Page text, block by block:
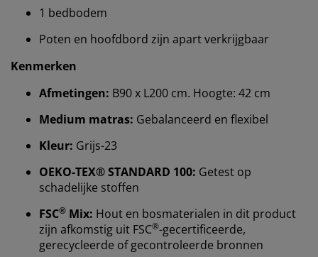
1 bedbodem
Poten en hoofdbord zijn apart verkrijgbaar
Kenmerken
Afmetingen: B90 x L200 cm. Hoogte: 42 cm
Medium matras: Gebalanceerd en flexibel
Kleur: Grijs-23
OEKO-TEX® STANDARD 100: Getest op
schadelijke stoffen
FSC® Mix: Hout en bosmaterialen in dit product
zijn afkomstig uit FSC®-gecertificeerde,
gerecycleerde of gecontroleerde bronnen
Bij JYSK gebruiken we cookies en mobiele
identificatoren om je een goede ervaring te bieden
verzamelen informatie over jou om functionaliteit,
statistieken en relevante marketing te waarborgen.